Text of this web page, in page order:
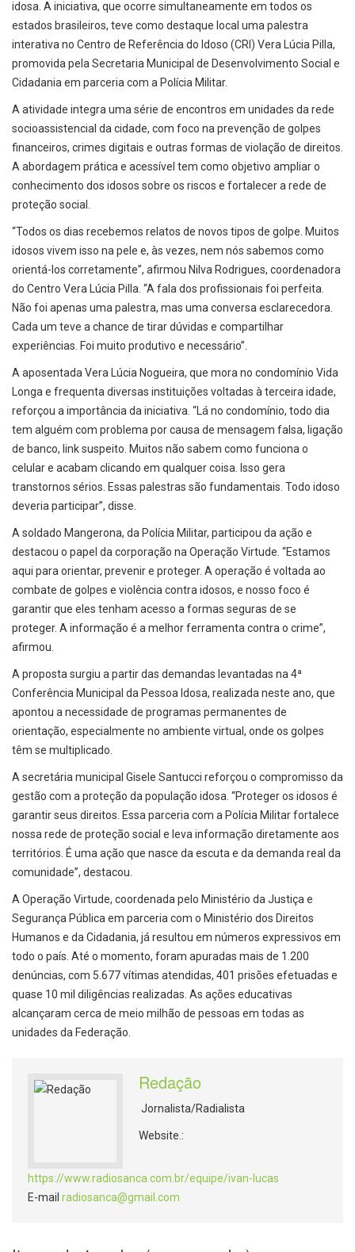
idosa. A iniciativa, que ocorre simultaneamente em todos os
estados brasileiros, teve como destaque local uma palestra
interativa no Centro de Referência do Idoso (CRI) Vera Lúcia Pilla,
promovida pela Secretaria Municipal de Desenvolvimento Social e
Cidadania em parceria com a Polícia Militar.
A atividade integra uma série de encontros em unidades da rede
socioassistencial da cidade, com foco na prevenção de golpes
financeiros, crimes digitais e outras formas de violação de direitos.
A abordagem prática e acessível tem como objetivo ampliar o
conhecimento dos idosos sobre os riscos e fortalecer a rede de
proteção social.
“Todos os dias recebemos relatos de novos tipos de golpe. Muitos
idosos vivem isso na pele e, às vezes, nem nós sabemos como
orientá-los corretamente”, afirmou Nilva Rodrigues, coordenadora
do Centro Vera Lúcia Pilla. “A fala dos profissionais foi perfeita.
Não foi apenas uma palestra, mas uma conversa esclarecedora.
Cada um teve a chance de tirar dúvidas e compartilhar
experiências. Foi muito produtivo e necessário”.
A aposentada Vera Lúcia Nogueira, que mora no condomínio Vida
Longa e frequenta diversas instituições voltadas à terceira idade,
reforçou a importância da iniciativa. “Lá no condomínio, todo dia
tem alguém com problema por causa de mensagem falsa, ligação
de banco, link suspeito. Muitos não sabem como funciona o
celular e acabam clicando em qualquer coisa. Isso gera
transtornos sérios. Essas palestras são fundamentais. Todo idoso
deveria participar”, disse.
A soldado Mangerona, da Polícia Militar, participou da ação e
destacou o papel da corporação na Operação Virtude. “Estamos
aqui para orientar, prevenir e proteger. A operação é voltada ao
combate de golpes e violência contra idosos, e nosso foco é
garantir que eles tenham acesso a formas seguras de se
proteger. A informação é a melhor ferramenta contra o crime”,
afirmou.
A proposta surgiu a partir das demandas levantadas na 4ª
Conferência Municipal da Pessoa Idosa, realizada neste ano, que
apontou a necessidade de programas permanentes de
orientação, especialmente no ambiente virtual, onde os golpes
têm se multiplicado.
A secretária municipal Gisele Santucci reforçou o compromisso da
gestão com a proteção da população idosa. “Proteger os idosos é
garantir seus direitos. Essa parceria com a Polícia Militar fortalece
nossa rede de proteção social e leva informação diretamente aos
territórios. É uma ação que nasce da escuta e da demanda real da
comunidade”, destacou.
A Operação Virtude, coordenada pelo Ministério da Justiça e
Segurança Pública em parceria com o Ministério dos Direitos
Humanos e da Cidadania, já resultou em números expressivos em
todo o país. Até o momento, foram apuradas mais de 1.200
denúncias, com 5.677 vítimas atendidas, 401 prisões efetuadas e
quase 10 mil diligências realizadas. As ações educativas
alcançaram cerca de meio milhão de pessoas em todas as
unidades da Federação.
Redação
Jornalista/Radialista
Website.:
https://www.radiosanca.com.br/equipe/ivan-lucas
E-mail radiosanca@gmail.com